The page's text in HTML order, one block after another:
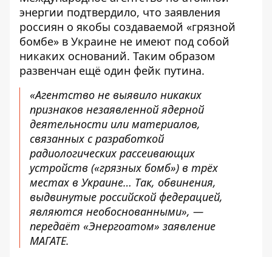
энергии подтвердило, что заявления
россиян о якобы создаваемой «грязной
бомбе» в Украине не имеют под собой
никаких оснований. Таким образом
развенчан ещё один фейк путина.
«Агентство не выявило никаких
признаков незаявленной ядерной
деятельности или материалов,
связанных с разработкой
радиологических рассеивающих
устройств («грязных бомб») в трёх
местах в Украине… Так, обвинения,
выдвинутые российской федерацией,
являются необоснованными», —
передаёт «Энергоатом» заявление
МАГАТЕ.